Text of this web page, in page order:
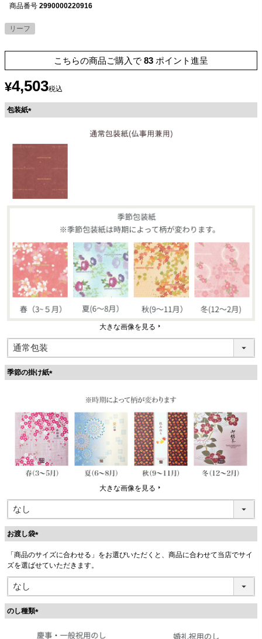
商品番号 2990000220916
リーフ
こちらの商品ご購入で 83 ポイント進呈
¥4,503税込
包装紙
須
大きな画像を見る
季節の掛け紙
)
大きな画像を見る
お渡し袋
必
須
)
「商品のサイズに合わせる」をお選びいただくと、商品に合わせて当店でサイ
ズを選ばせていただきます。
のし種類
必